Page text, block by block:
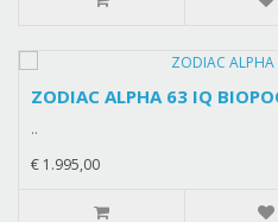
ZODIAC ALPHA 63 IQ
..
€ 1.995,00